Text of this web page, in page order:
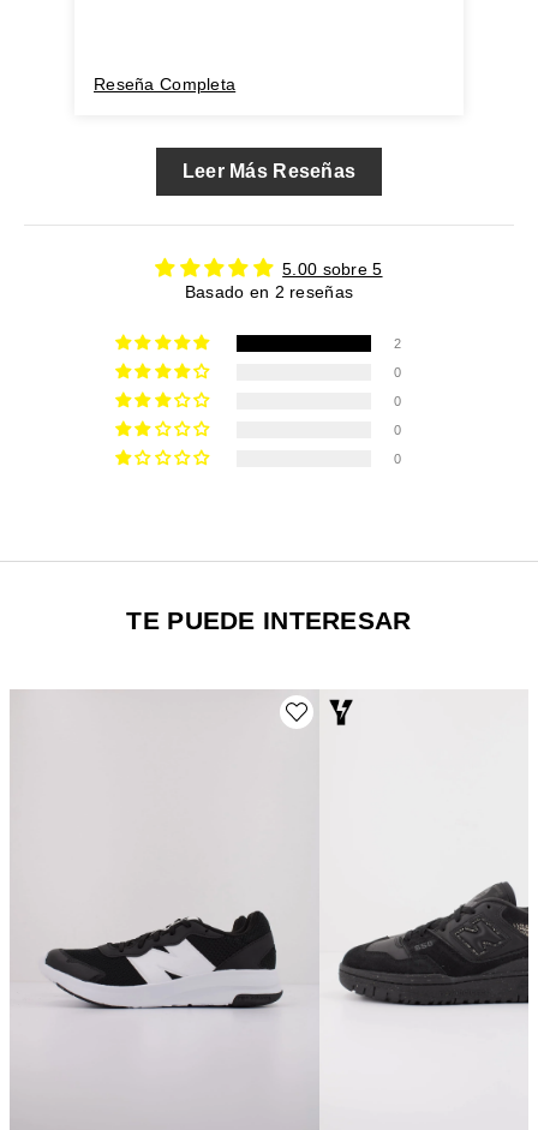
Reseña Completa
Leer Más Reseñas
5.00 sobre 5
Basado en 2 reseñas
2
0
0
0
0
TE PUEDE INTERESAR